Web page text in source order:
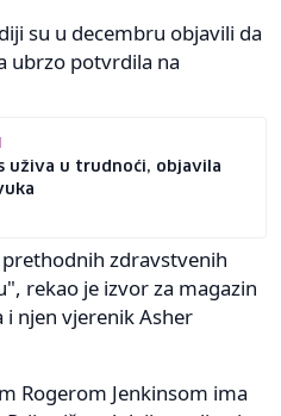
su u decembru objavili da
ubrzo potvrdila na
uživa u trudnoći, objavila
zdravstvenih
rekao je izvor za magazin
i njen vjerenik Asher
Rogerom Jenkinsom ima